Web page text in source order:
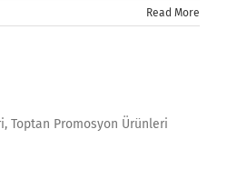
Read More
Toptan Promosyon Ürünleri